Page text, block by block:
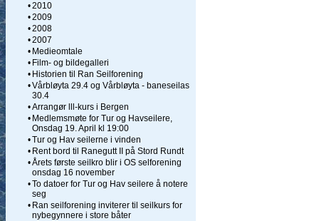
•2010
•2009
•2008
•2007
• Medieomtale
• Film- og bildegalleri
• Historien til Ran Seilforening
•Vårbløyta 29.4 og Vårbløyta - baneseilas
30.4
•Arrangør lll-kurs i Bergen
• Medlemsmøte for Tur og Havseilere,
Onsdag 19. April kl 19:00
•Tur og Hav seilerne i vinden
• Rent bord til Ranegutt II på Stord Rundt
•Årets første seilkro blir i OS selforening
onsdag 16 november
•To datoer for Tur og Hav seilere å notere
seg
• Ran seilforening inviterer til seilkurs for
nybegynnere i store båter